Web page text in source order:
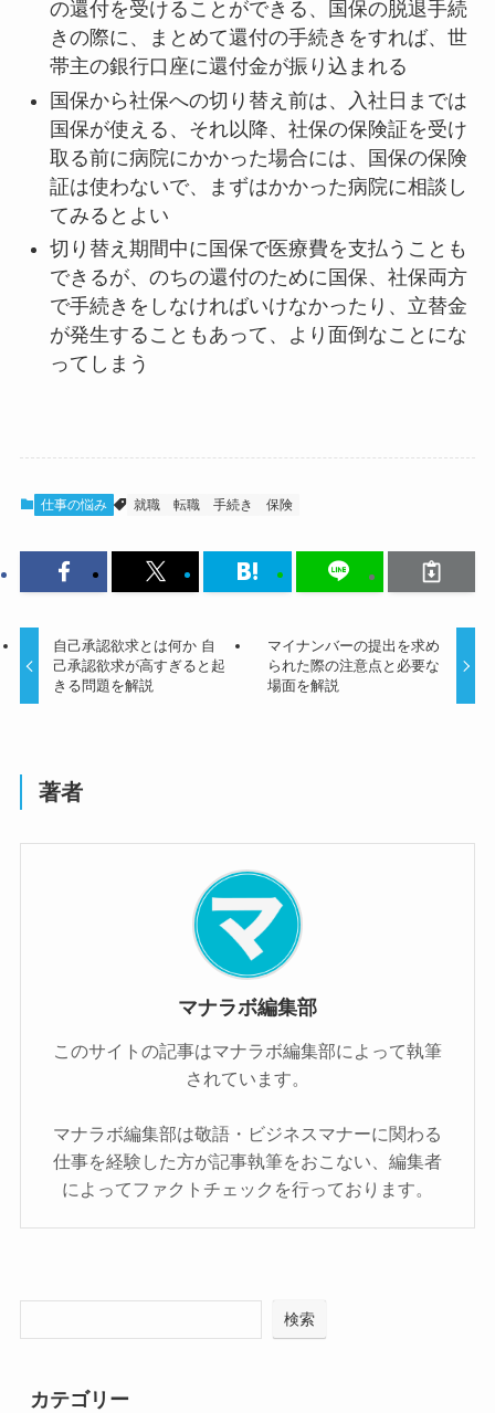
の還付を受けることができる、国保の脱退手続
きの際に、まとめて還付の手続きをすれば、世
帯主の銀行口座に還付金が振り込まれる
国保から社保への切り替え前は、入社日までは
国保が使える、それ以降、社保の保険証を受け
取る前に病院にかかった場合には、国保の保険
証は使わないで、まずはかかった病院に相談し
てみるとよい
切り替え期間中に国保で医療費を支払うことも
できるが、のちの還付のために国保、社保両方
で手続きをしなければいけなかったり、立替金
が発生することもあって、より面倒なことにな
ってしまう
仕事の悩み 就職 転職 手続き 保険
自己承認欲求とは何か 自
己承認欲求が高すぎると起
きる問題を解説
マイナンバーの提出を求め
られた際の注意点と必要な
場面を解説
著者
マナラボ編集部
このサイトの記事はマナラボ編集部によって執筆
されています。
マナラボ編集部は敬語・ビジネスマナーに関わる
仕事を経験した方が記事執筆をおこない、編集者
によってファクトチェックを行っております。
検索
カテゴリー